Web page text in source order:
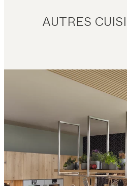
AUTRES